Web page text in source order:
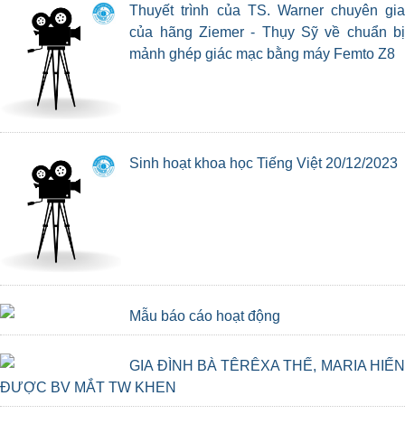
Thuyết trình của TS. Warner chuyên gia
của hãng Ziemer - Thụy Sỹ về chuẩn bị
mảnh ghép giác mạc bằng máy Femto Z8
Sinh hoạt khoa học Tiếng Việt 20/12/2023
Mẫu báo cáo hoạt động
GIA ĐÌNH BÀ TÊRÊXA THẾ, MARIA HIẾN
ĐƯỢC BV MẮT TW KHEN